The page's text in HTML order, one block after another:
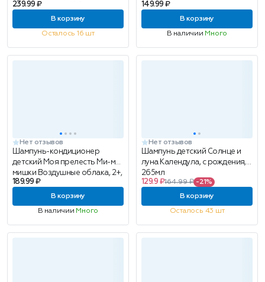
микс, 140мл
239.99 ₽
В корзину
Осталось 16 шт
149.99 ₽
В корзину
В наличии Много
Нет отзывов
Шампунь-кондиционер
детский Моя прелесть Ми-ми-
мишки Воздушные облака, 2+,
250мл
189.99 ₽
В корзину
В наличии Много
Нет отзывов
Шампунь детский Солнце и
луна Календула, с рождения,
265мл
129.9 ₽164.99 ₽ -21%
В корзину
Осталось 43 шт